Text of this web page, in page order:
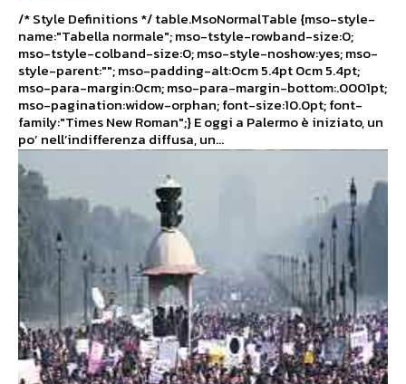
/* Style Definitions */ table.MsoNormalTable {mso-style-
name:"Tabella normale"; mso-tstyle-rowband-size:0;
mso-tstyle-colband-size:0; mso-style-noshow:yes; mso-
style-parent:""; mso-padding-alt:0cm 5.4pt 0cm 5.4pt;
mso-para-margin:0cm; mso-para-margin-bottom:.0001pt;
mso-pagination:widow-orphan; font-size:10.0pt; font-
family:"Times New Roman";} E oggi a Palermo è iniziato, un
po’ nell’indifferenza diffusa, un...